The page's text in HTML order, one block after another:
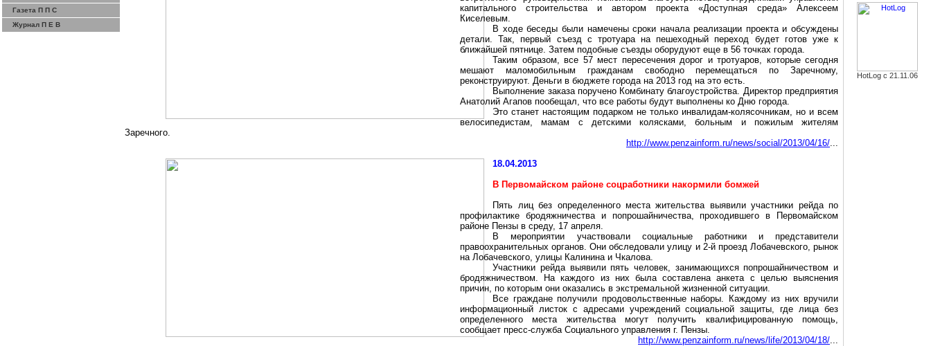
Газета П П С
Журнал П Е В
капитального строительства и автором проекта «Доступная среда» Алексеем
Киселевым.
В ходе беседы были намечены сроки начала реализации проекта и обсуждены
детали. Так, первый съезд с тротуара на пешеходный переход будет готов уже к
ближайшей пятнице. Затем подобные съезды оборудуют еще в 56 точках города.
Таким образом, все 57 мест пересечения дорог и тротуаров, которые сегодня
мешают маломобильным гражданам свободно перемещатьсяпо Заречному,
реконструируют. Деньги в бюджете города на 2013 год на это есть.
Выполнение заказа поручено Комбинату благоустройства. Директор предприятия
Анатолий Агапов пообещал, что все работы будут выполнены ко Дню города.
Это станет настоящим подарком не только инвалидам-колясочникам, но и всем
велосипедистам, мамам с детскими колясками, больным и пожилым жителям
Заречного.
http://www.penzainform.ru/news/social/2013/04/16/...
18.04.2013
В Первомайском районе соцработники накормили бомжей
Пять лиц без определенного места жительства выявили участники рейда по
профилактике бродяжничества и попрошайничества, проходившего в Первомайском
районе Пензы в среду, 17 апреля.
В мероприятии участвовали социальные работники и представители
правоохранительных органов. Они обследовали улицу и 2-й проезд Лобачевского, рынок
на Лобачевского, улицы Калинина и Чкалова.
Участники рейда выявили пять человек, занимающихсяпопрошайничеством и
бродяжничеством. На каждого из них была составлена анкета с целью выяснения
причин, по которым они оказались в экстремальной жизненной ситуации.
Все граждане получили продовольственные наборы. Каждому из них вручили
информационный листок с адресами учреждений социальной защиты, где лица без
определенного места жительства могут получить квалифицированную помощь,
сообщает пресс-служба Социального управления г. Пензы.
http://www.penzainform.ru/news/life/2013/04/18/...
HotLog с 21.11.06